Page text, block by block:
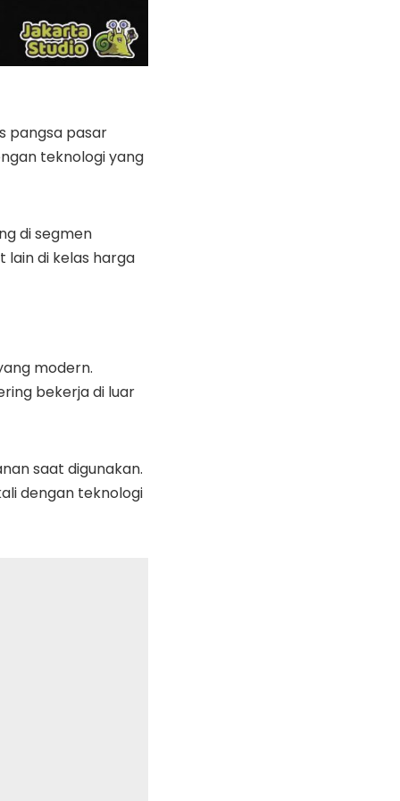
pangsa pasar
teknologi yang
di segmen
lain di kelas harga
modern.
bekerja di luar
saat digunakan.
dengan teknologi